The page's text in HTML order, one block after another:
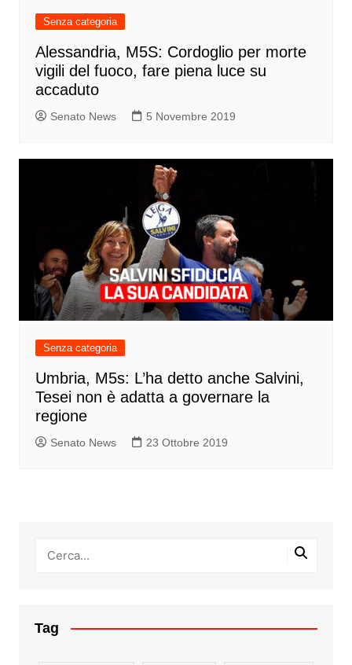
Senza categoria
Alessandria, M5S: Cordoglio per morte
vigili del fuoco, fare piena luce su
accaduto
Senato News 5 Novembre 2019
Senza categoria
Umbria, M5s: L’ha detto anche Salvini,
Tesei non è adatta a governare la
regione
Senato News 23 Ottobre 2019
Tag